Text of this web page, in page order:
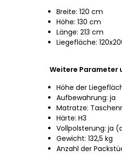
Breite: 120 cm
Höhe: 130 cm
Länge: 213 cm
Liegefläche:
Weitere Parameter
Höhe der
Aufbewahrung: ja
Matratze:
Härte: H3
Vollpolsterung: ja
Gewicht: 132,5 kg
Anzahl der